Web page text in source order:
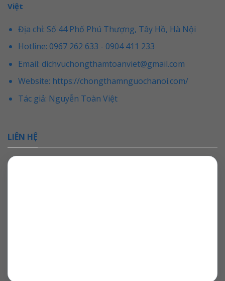
Việt
Địa chỉ: Số 44 Phố Phú Thượng, Tây Hồ, Hà Nội
Hotline: 0967 262 633 - 0904 411 233
Email: dichvuchongthamtoanviet@gmail.com
Website: https://chongthamnguochanoi.com/
Tác giả: Nguyễn Toàn Việt
LIÊN HỆ